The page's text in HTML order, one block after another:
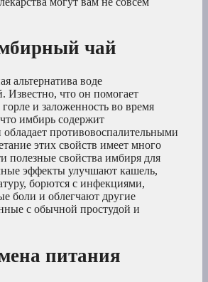
чай
альтернатива воде
что он помогает
и заложенность во время
имбирь содержит
противовоспалительными
этих свойств имеет много
полезные свойства имбиря для
эффекты улучшают кашель,
борются с инфекциями,
боли и облегчают другие
с обычной простудой и
питания